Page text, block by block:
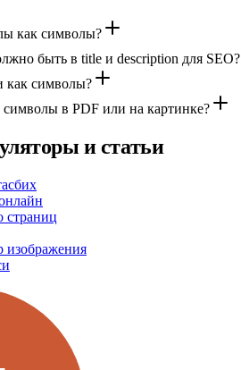
как символы?
быть в title и description для SEO?
как символы?
в PDF или на картинке?
и статьи
страниц
изображения